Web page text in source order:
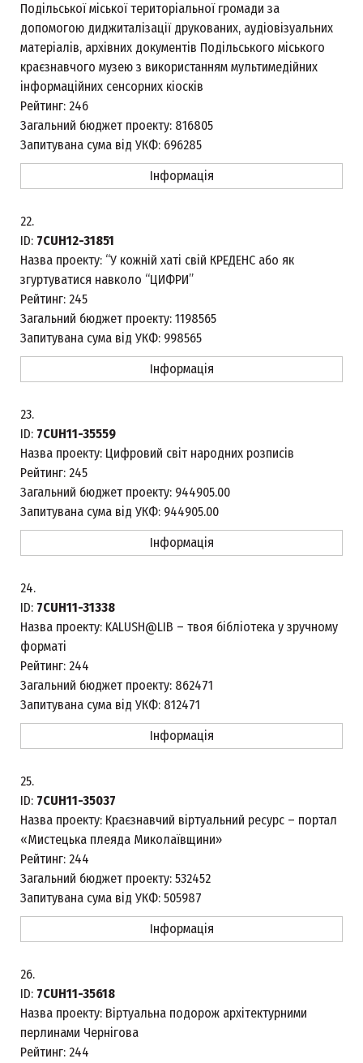
Подільської міської територіальної громади за
допомогою диджиталізації друкованих, аудіовізуальних
матеріалів, архівних документів Подільського міського
краєзнавчого музею з використанням мультимедійних
інформаційних сенсорних кіосків
Рейтинг: 246
Загальний бюджет проекту: 816805
Запитувана сума від УКФ: 696285
Інформація
22.
ID: 7CUH12-31851
Назва проекту: “У кожній хаті свій КРЕДЕНС або як
згуртуватися навколо “ЦИФРИ”
Рейтинг: 245
Загальний бюджет проекту: 1198565
Запитувана сума від УКФ: 998565
Інформація
23.
ID: 7CUH11-35559
Назва проекту: Цифровий світ народних розписів
Рейтинг: 245
Загальний бюджет проекту: 944905.00
Запитувана сума від УКФ: 944905.00
Інформація
24.
ID: 7CUH11-31338
Назва проекту: KALUSH@LIB – твоя бібліотека у зручному
форматі
Рейтинг: 244
Загальний бюджет проекту: 862471
Запитувана сума від УКФ: 812471
Інформація
25.
ID: 7CUH11-35037
Назва проекту: Краєзнавчий віртуальний ресурс – портал
«Мистецька плеяда Миколаївщини»
Рейтинг: 244
Загальний бюджет проекту: 532452
Запитувана сума від УКФ: 505987
Інформація
26.
ID: 7CUH11-35618
Назва проекту: Віртуальна подорож архітектурними
перлинами Чернігова
Рейтинг: 244